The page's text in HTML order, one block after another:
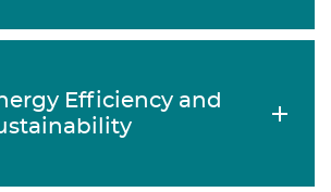
Efficiency and